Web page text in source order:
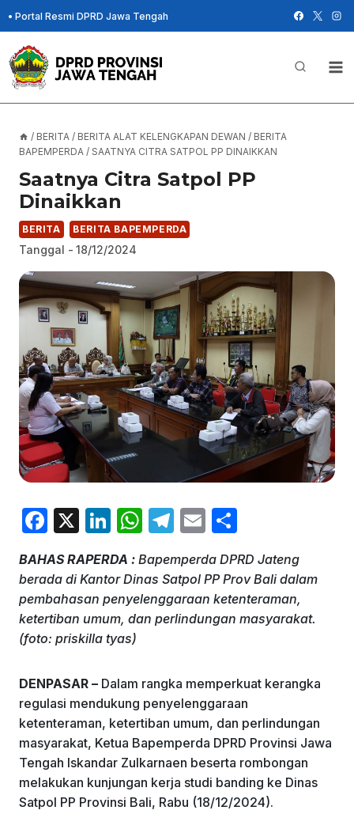
Skip
to
content
• Portal Resmi DPRD Jawa Tengah
/ BERITA / BERITA ALAT KELENGKAPAN DEWAN / BERITA
BAPEMPERDA / SAATNYA CITRA SATPOL PP DINAIKKAN
Saatnya Citra Satpol PP
Dinaikkan
BERITA BERITA BAPEMPERDA
Tanggal - 18/12/2024
F
c
e
b
o
o
k
X
Li
k
e
dI
n
W
at
s
A
T
e
gr
a
E
ai
l
ar
e
BAHAS RAPERDA : Bapemperda DPRD Jateng
berada di Kantor Dinas Satpol PP Prov Bali dalam
pembahasan penyelenggaraan ketenteraman,
ketertiban umum, dan perlindungan masyarakat.
(foto: priskilla tyas)
DENPASAR – Dalam rangka memperkuat kerangka
regulasi mendukung penyelenggaraan
ketenteraman, ketertiban umum, dan perlindungan
masyarakat, Ketua Bapemperda DPRD Provinsi Jawa
Tengah Iskandar Zulkarnaen beserta rombongan
melakukan kunjungan kerja studi banding ke Dinas
Satpol PP Provinsi Bali, Rabu (18/12/2024).